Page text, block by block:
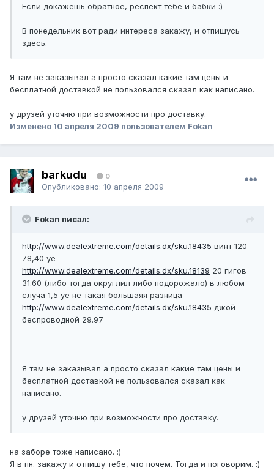
Если докажешь обратное, респект тебе и бабки :)
В понедельник вот ради интереса закажу, и отпишусь
здесь.
Я там не заказывал а просто сказал какие там цены и
бесплатной доставкой не пользовался сказал как написано.
у друзей уточню при возможности про доставку.
Изменено 10 апреля 2009 пользователем Fokan
barkudu 0
Опубликовано: 10 апреля 2009
Fokan писал:
http://www.dealextreme.com/details.dx/sku.18435 винт 120
78,40 уе
http://www.dealextreme.com/details.dx/sku.18139 20 гигов
31.60 (либо тогда округлил либо подорожало) в любом
случа 1,5 уе не такая большаяя разница
http://www.dealextreme.com/details.dx/sku.18435 джой
беспроводной 29.97
Я там не заказывал а просто сказал какие там цены и
бесплатной доставкой не пользовался сказал как
написано.
у друзей уточню при возможности про доставку.
на заборе тоже написано. :)
Я в пн. закажу и отпишу тебе, что почем. Тогда и поговорим. :)